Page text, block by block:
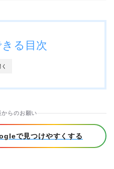
く
る目次
らのお願い
で見つけやすくする